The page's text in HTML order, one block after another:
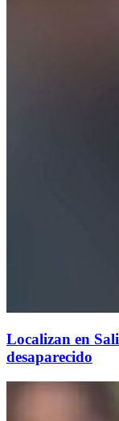
Localizan en
desaparecido